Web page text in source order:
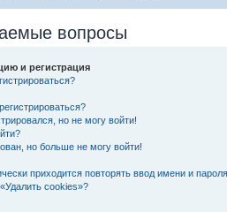
вопросы
и регистрация
но не могу войти!
но больше не могу войти!
приходится повторять ввод имени и
cookies»?